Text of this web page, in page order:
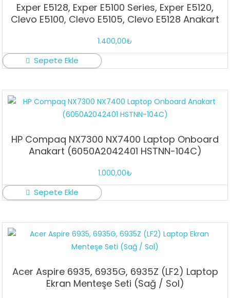
Exper E5128, Exper E5100 Series, Exper E5120,
Clevo E5100, Clevo E5105, Clevo E5128 Anakart
1.400,00₺
Sepete Ekle
HP Compaq NX7300 NX7400 Laptop Onboard
Anakart (6050A2042401 HSTNN-104C)
1.000,00₺
Sepete Ekle
Acer Aspire 6935, 6935G, 6935Z (LF2) Laptop
Ekran Menteşe Seti (Sağ / Sol)